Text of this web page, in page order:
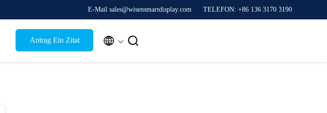
E-Mail sales@wisensmartdisplay.com TELEFON: +86 136 3170 3190
Antrag Ein Zitat  